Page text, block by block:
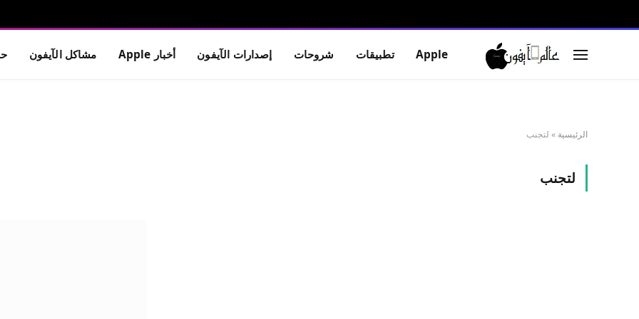
Apple تطبيقات شروحات إصدارات الآيفون أخبار Apple مشاكل الآيفون
الرئيسية » لتجنب
لتجنب